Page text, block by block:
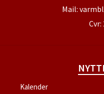
Mail:
Cvr:
Kalender